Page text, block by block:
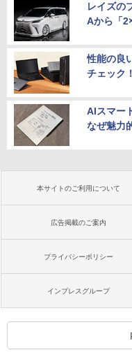
レイズの
Aから「
性能の良
チェック！
AIスマー
なぜ魅力
本サイトのご利用について
広告掲載のご案内
プライバシーポリシー
インプレスグループ